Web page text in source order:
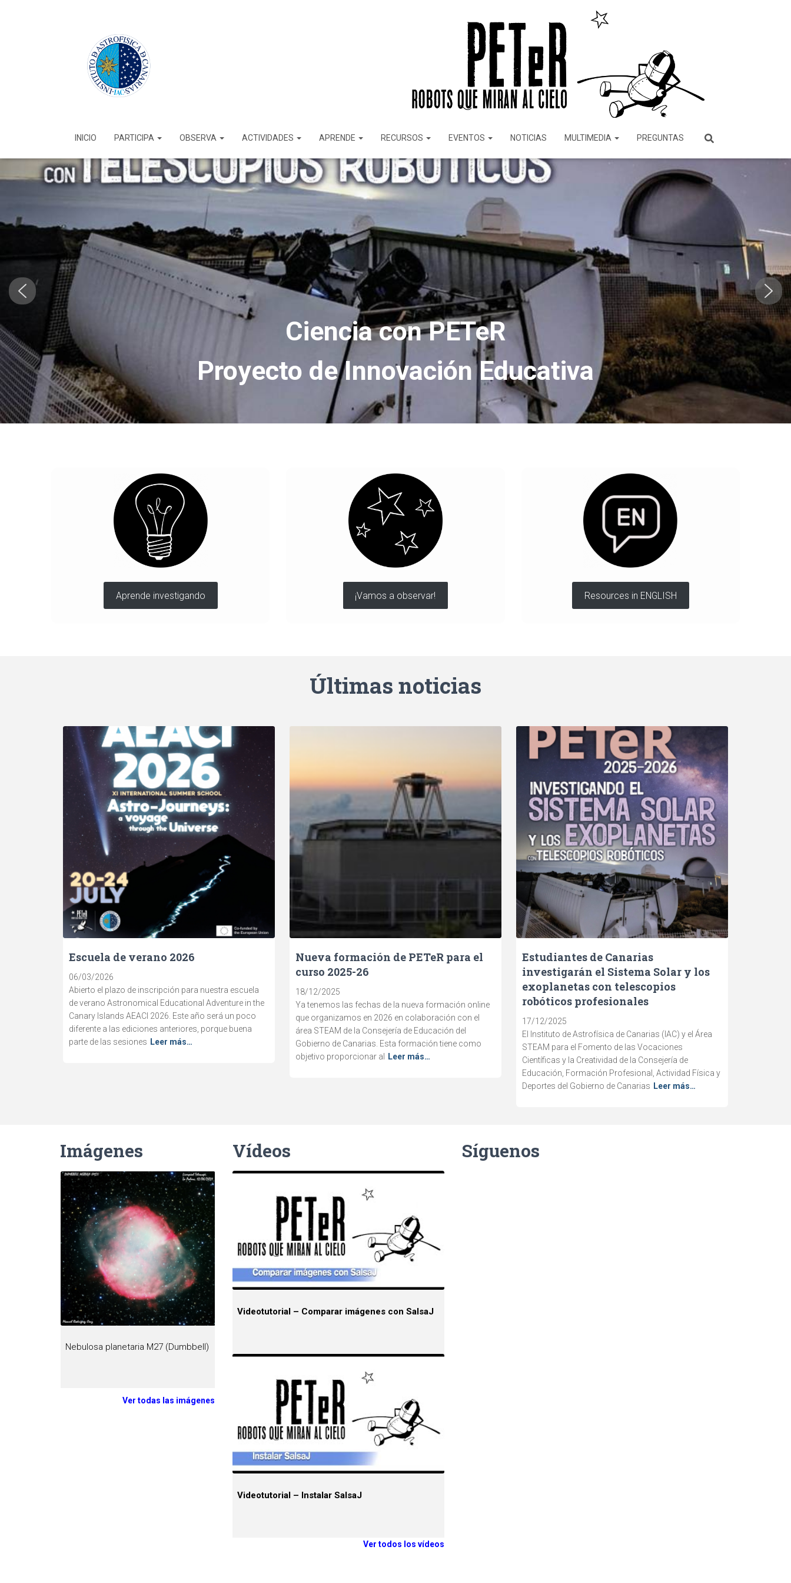
INICIO PARTICIPA OBSERVA ACTIVIDADES APRENDE RECURSOS EVENTOS NOTICIAS MULTIMEDIA PREGUNTAS
Ciencia con PETeR
Proyecto de Innovación Educativa
Aprende investigando ¡Vamos a observar! Resources in ENGLISH
Últimas noticias
Escuela de verano 2026
06/03/2026
Abierto el plazo de inscripción para nuestra escuela
de verano Astronomical Educational Adventure in the
Canary Islands AEACI 2026. Este año será un poco
diferente a las ediciones anteriores, porque buena
parte de las sesiones Leer más…
Nueva formación de PETeR para el
curso 2025-26
18/12/2025
Ya tenemos las fechas de la nueva formación online
que organizamos en 2026 en colaboración con el
área STEAM de la Consejería de Educación del
Gobierno de Canarias. Esta formación tiene como
objetivo proporcionar al Leer más…
Estudiantes de Canarias
investigarán el Sistema Solar y los
exoplanetas con telescopios
robóticos profesionales
17/12/2025
El Instituto de Astrofísica de Canarias (IAC) y el Área
STEAM para el Fomento de las Vocaciones
Científicas y la Creatividad de la Consejería de
Educación, Formación Profesional, Actividad Física y
Deportes del Gobierno de Canarias Leer más…
Imágenes
Nebulosa planetaria M27 (Dumbbell)
Ver todas las imágenes
Vídeos
Videotutorial – Comparar imágenes con SalsaJ
Videotutorial – Instalar SalsaJ
Ver todos los vídeos
Síguenos